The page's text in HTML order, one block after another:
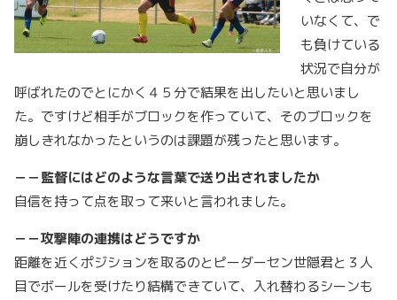
いなくて、で
も負けている
状況で自分が
呼ばれたのでとにかく４５分で結果を出したいと思いまし
た。ですけど相手がブロックを作っていて、そのブロックを
崩しきれなかったというのは課題が残ったと思います。
－－監督にはどのような言葉で送り出されましたか
自信を持って点を取って来いと言われました。
－－攻撃陣の連携はどうですか
距離を近くポジションを取るのとピーダーセン世隠君と３人
目でボールを受けたり結構できていて、入れ替わるシーンも